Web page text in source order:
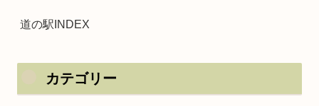
道の駅INDEX
カテゴリー